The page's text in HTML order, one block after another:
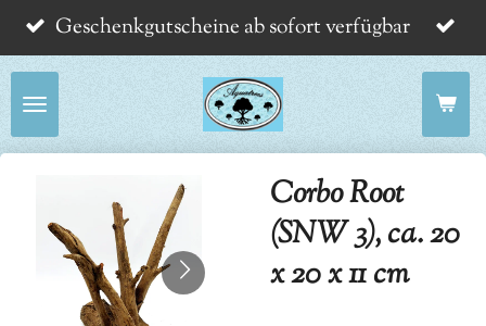
Zum
Hauptinhalt
springen
Geschenkgutscheine ab sofort verfügbar
Corbo Root
(SNW 3), ca. 20
x 20 x 11 cm